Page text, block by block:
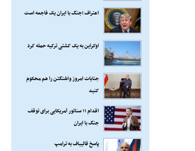
اعتراف ؛جنگ با ایران یک فاجعه است
اوکراین به یک کشتی ترکیه حمله کرد
جنایات امروز واشنگتن را هم محکوم
کنید
اقدام ۱۱ سناتور آمریکایی برای توقف
جنگ با ایران
پاسخ قالیباف به ترامپ